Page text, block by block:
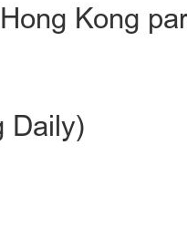
Kong
Daily)